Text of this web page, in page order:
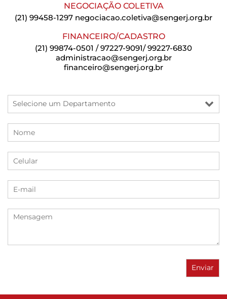
NEGOCIAÇÃO COLETIVA
(21) 99458-1297 negociacao.coletiva@sengerj.org.br
FINANCEIRO/CADASTRO
(21) 99874-0501 / 97227-9091/ 99227-6830
administracao@sengerj.org.br
financeiro@sengerj.org.br